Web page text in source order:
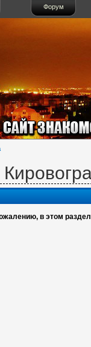
Форум
в этом